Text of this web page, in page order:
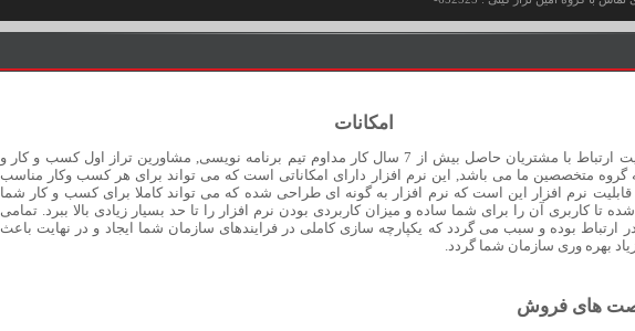
امکانات
م افزار مدیریت ارتباط با مشتریان حاصل بیش از 7 سال کار مداوم تیم برنامه نویسی, مشاورین تراز اول کسب و کار و
گروه متخصصین ما می باشد, این نرم افزار دارای امکاناتی است که می تواند برای هر کسب وکار مناسب
قابلیت نرم افزار این است که نرم افزار به گونه ای طراحی شده که می تواند کاملا برای کسب و کار شما
کاربری آن را برای شما ساده و میزان کاربردی بودن نرم افزار را تا حد بسیار زیادی بالا ببرد. تمامی
در ارتباط بوده و سبب می گردد که یکپارچه سازی کاملی در فرایندهای سازمان شما ایجاد و در نهایت باعث
بهره وری سازمان شما گردد.
های فروش